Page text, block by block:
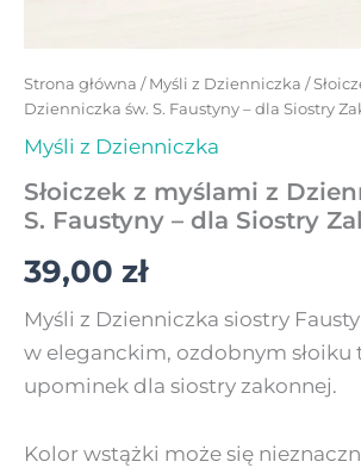
Strona główna /Myśli z Dzienniczka /
Dzienniczka św. S. Faustyny – dla Siostry
Myśli z Dzienniczka
Słoiczek z myślami z
S. Faustyny – dla Siostry
39,00 zł
Myśli z Dzienniczka siostry
w eleganckim, ozdobnym
upominek dla siostry zakonnej.
Kolor wstążki może się